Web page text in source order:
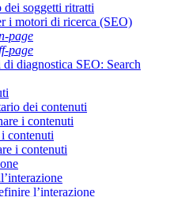
dei soggetti ritratti
i motori di ricerca (SEO)
page
page
diagnostica SEO: Search
dei contenuti
i contenuti
contenuti
i contenuti
l’interazione